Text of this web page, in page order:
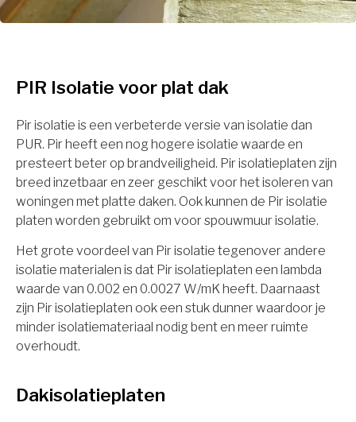
PIR Isolatie voor plat dak
Pir isolatie is een verbeterde versie van isolatie dan
PUR. Pir heeft een nog hogere isolatie waarde en
presteert beter op brandveiligheid. Pir isolatieplaten zijn
breed inzetbaar en zeer geschikt voor het isoleren van
woningen met platte daken. Ook kunnen de Pir isolatie
platen worden gebruikt om voor spouwmuur isolatie.
Het grote voordeel van Pir isolatie tegenover andere
isolatie materialen is dat Pir isolatieplaten een lambda
waarde van 0.002 en 0.0027 W/mK heeft. Daarnaast
zijn Pir isolatieplaten ook een stuk dunner waardoor je
minder isolatiemateriaal nodig bent en meer ruimte
overhoudt.
Dakisolatieplaten